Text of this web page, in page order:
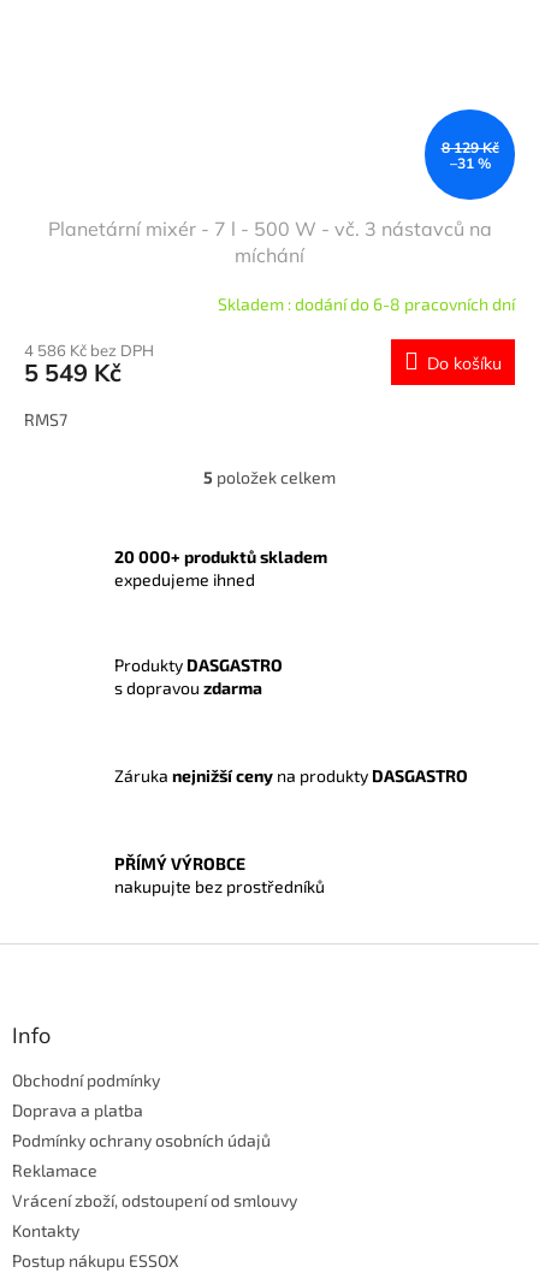
8 129 Kč
–31 %
Planetární mixér - 7 l - 500 W - vč. 3 nástavců na
míchání
Skladem : dodání do 6-8 pracovních dní
4 586 Kč bez DPH
5 549 Kč Do košíku
RMS7
O
á
p
v
s
u
5 položek celkem
20 000+ produktů skladem
expedujeme ihned
Produkty DASGASTRO
s dopravou zdarma
Záruka nejnižší ceny na produkty DASGASTRO
PŘÍMÝ VÝROBCE
nakupujte bez prostředníků
Info
Obchodní podmínky
Doprava a platba
Podmínky ochrany osobních údajů
Reklamace
Vrácení zboží, odstoupení od smlouvy
Kontakty
Postup nákupu ESSOX